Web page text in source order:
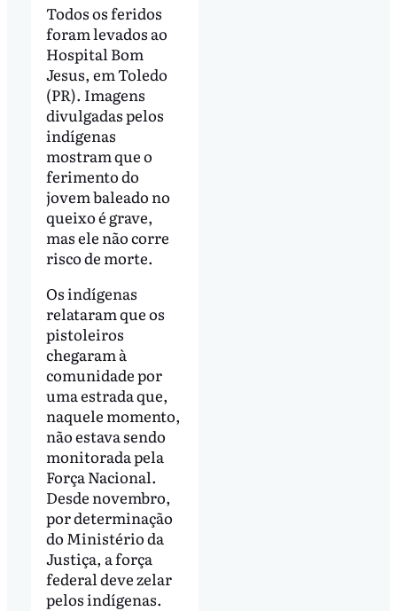
Todos os feridos
foram levados ao
Hospital Bom
Jesus, em Toledo
(PR). Imagens
divulgadas pelos
indígenas
mostram que o
ferimento do
jovem baleado no
queixo é grave,
mas ele não corre
risco de morte.
Os indígenas
relataram que os
pistoleiros
chegaram à
comunidade por
uma estrada que,
naquele momento,
não estava sendo
monitorada pela
Força Nacional.
Desde novembro,
por determinação
do Ministério da
Justiça, a força
federal deve zelar
pelos indígenas.